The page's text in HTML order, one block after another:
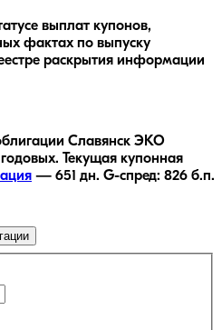
выплат купонов,
фактах по выпуску
раскрытия информации
Славянск ЭКО
Текущая купонная
— 651 дн. G-спред: 826 б.п.